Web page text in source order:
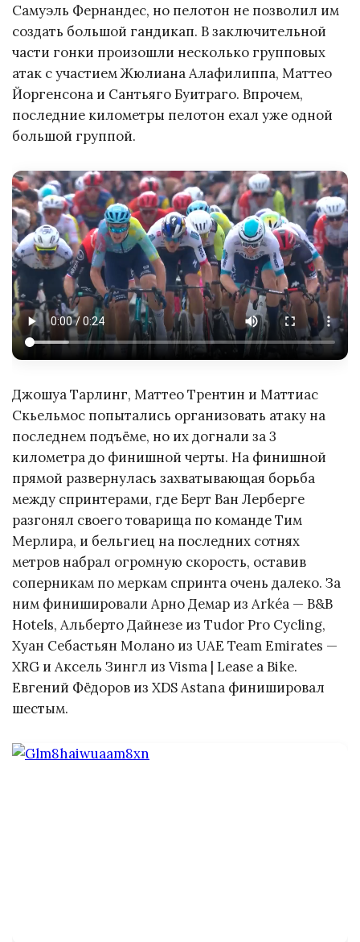
Самуэль Фернандес, но пелотон не позволил им
создать большой гандикап. В заключительной
части гонки произошли несколько групповых
атак с участием Жюлиана Алафилиппа, Маттео
Йоргенсона и Сантьяго Буитраго. Впрочем,
последние километры пелотон ехал уже одной
большой группой.
Джошуа Тарлинг, Маттео Трентин и Маттиас
Скьельмос попытались организовать атаку на
последнем подъёме, но их догнали за 3
километра до финишной черты. На финишной
прямой развернулась захватывающая борьба
между спринтерами, где Берт Ван Лерберге
разгонял своего товарища по команде Тим
Мерлира, и бельгиец на последних сотнях
метров набрал огромную скорость, оставив
соперникам по меркам спринта очень далеко. За
ним финишировали Арно Демар из Arkéa — B&B
Hotels, Альберто Дайнезе из Tudor Pro Cycling,
Хуан Себастьян Молано из UAE Team Emirates —
XRG и Аксель Зингл из Visma | Lease a Bike.
Евгений Фёдоров из XDS Astana финишировал
шестым.